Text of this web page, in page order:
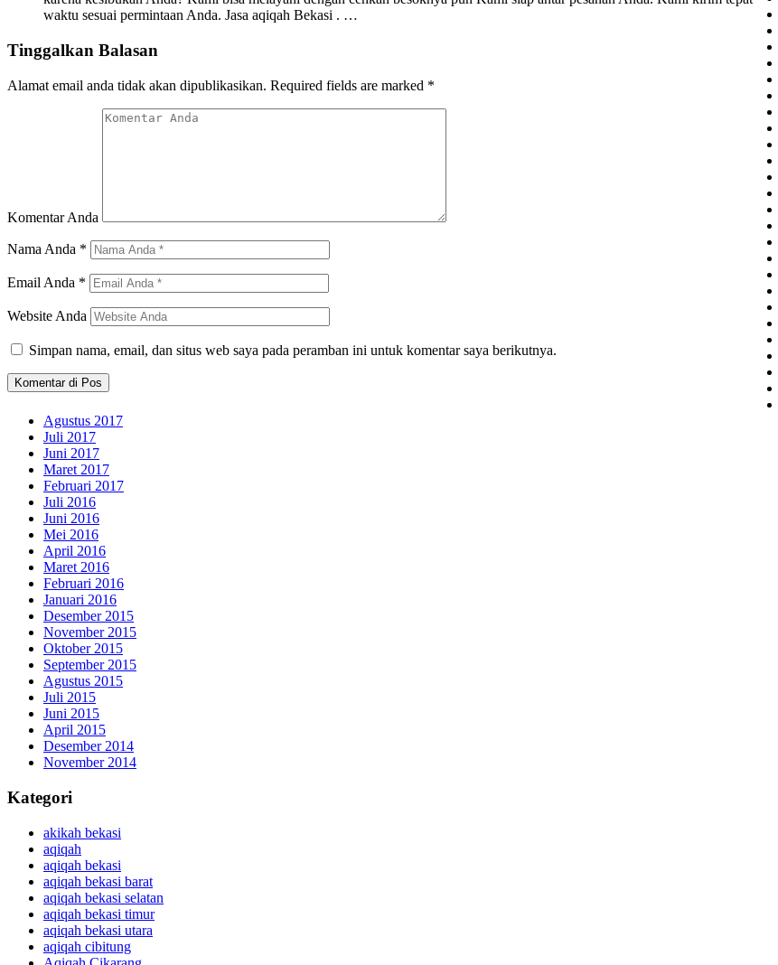
waktu sesuai permintaan Anda. Jasa aqiqah Bekasi . …
Tinggalkan Balasan
Alamat email anda tidak akan dipublikasikan. Required fields are marked *
Komentar Anda
Nama Anda *
Email Anda *
Website Anda
Simpan nama, email, dan situs web saya pada peramban ini untuk komentar saya berikutnya.
Agustus 2017
Juli 2017
Juni 2017
Maret 2017
Februari 2017
Juli 2016
Juni 2016
Mei 2016
April 2016
Maret 2016
Februari 2016
Januari 2016
Desember 2015
November 2015
Oktober 2015
September 2015
Agustus 2015
Juli 2015
Juni 2015
April 2015
Desember 2014
November 2014
Kategori
akikah bekasi
aqiqah
aqiqah bekasi
aqiqah bekasi barat
aqiqah bekasi selatan
aqiqah bekasi timur
aqiqah bekasi utara
aqiqah cibitung